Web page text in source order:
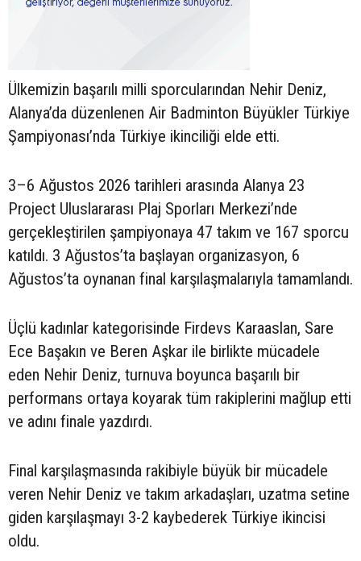
Ülkemizin başarılı milli sporcularından Nehir Deniz,
Alanya’da düzenlenen Air Badminton Büyükler Türkiye
Şampiyonası’nda Türkiye ikinciliği elde etti.
3–6 Ağustos 2026 tarihleri arasında Alanya 23
Project Uluslararası Plaj Sporları Merkezi’nde
gerçekleştirilen şampiyonaya 47 takım ve 167 sporcu
katıldı. 3 Ağustos’ta başlayan organizasyon, 6
Ağustos’ta oynanan final karşılaşmalarıyla tamamlandı.
Üçlü kadınlar kategorisinde Firdevs Karaaslan, Sare
Ece Başakın ve Beren Aşkar ile birlikte mücadele
eden Nehir Deniz, turnuva boyunca başarılı bir
performans ortaya koyarak tüm rakiplerini mağlup etti
ve adını finale yazdırdı.
Final karşılaşmasında rakibiyle büyük bir mücadele
veren Nehir Deniz ve takım arkadaşları, uzatma setine
giden karşılaşmayı 3-2 kaybederek Türkiye ikincisi
oldu.